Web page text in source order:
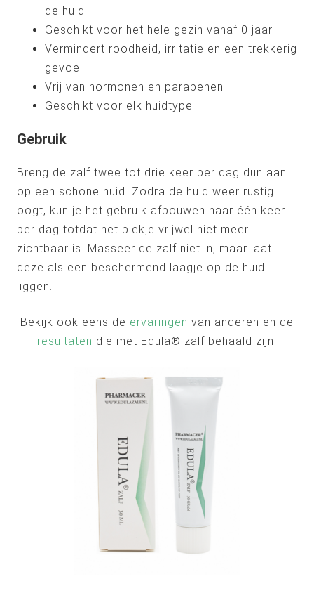
de huid
Geschikt voor het hele gezin vanaf 0 jaar
Vermindert roodheid, irritatie en een trekkerig
gevoel
Vrij van hormonen en parabenen
Geschikt voor elk huidtype
Gebruik
Breng de zalf twee tot drie keer per dag dun aan
op een schone huid. Zodra de huid weer rustig
oogt, kun je het gebruik afbouwen naar één keer
per dag totdat het plekje vrijwel niet meer
zichtbaar is. Masseer de zalf niet in, maar laat
deze als een beschermend laagje op de huid
liggen.
Bekijk ook eens de ervaringen van anderen en de
resultaten die met Edula® zalf behaald zijn.